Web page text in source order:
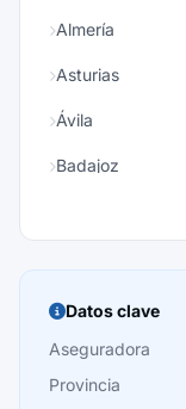
Almería
Asturias
Ávila
Badajoz
Burgos
Cáceres
Cádiz
Datos clave
Aseguradora
Provincia